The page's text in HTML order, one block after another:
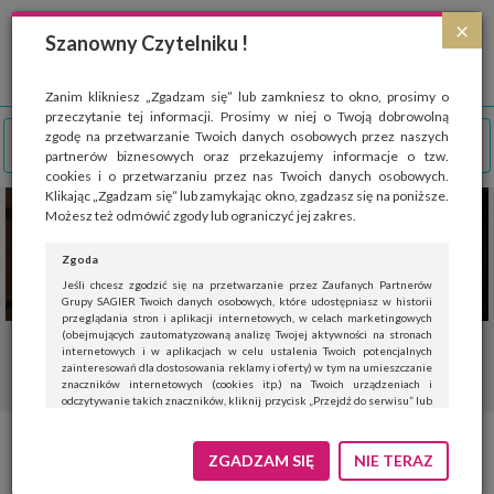
×
Szanowny Czytelniku !
Zanim klikniesz „Zgadzam się” lub zamkniesz to okno, prosimy o
przeczytanie tej informacji. Prosimy w niej o Twoją dobrowolną
zgodę na przetwarzanie Twoich danych osobowych przez naszych
partnerów biznesowych oraz przekazujemy informacje o tzw.
cookies i o przetwarzaniu przez nas Twoich danych osobowych.
Klikając „Zgadzam się” lub zamykając okno, zgadzasz się na poniższe.
Możesz też odmówić zgody lub ograniczyć jej zakres.
Zgoda
Jeśli chcesz zgodzić się na przetwarzanie przez Zaufanych Partnerów
Grupy SAGIER Twoich danych osobowych, które udostępniasz w historii
przeglądania stron i aplikacji internetowych, w celach marketingowych
(obejmujących zautomatyzowaną analizę Twojej aktywności na stronach
internetowych i w aplikacjach w celu ustalenia Twoich potencjalnych
zainteresowań dla dostosowania reklamy i oferty) w tym na umieszczanie
znaczników internetowych (cookies itp.) na Twoich urządzeniach i
odczytywanie takich znaczników, kliknij przycisk „Przejdź do serwisu” lub
Jeśli nie chcesz wyrazić zgody, kliknij „Nie teraz”.
Wyrażenie zgody jest dobrowolne. Możesz edytować zakres zgody, w tym
ZGADZAM SIĘ NIE TERAZ
Strona wykorzystuje pliki cookies, które służą głównie do celów statystycznych.
Wyrażając zgodę na używanie 'cookies', zezwalasz na zapisanie ich w pamięci
przeglądarki. Przejdź do
polityki cookies